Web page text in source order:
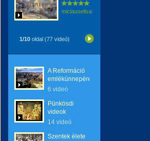
miclauselisabeta
1/10 oldal (77 videó)
A Reformáció
emlékünnepére
6 videó
Pünkösdi
videok
14 videó
Szentek élete